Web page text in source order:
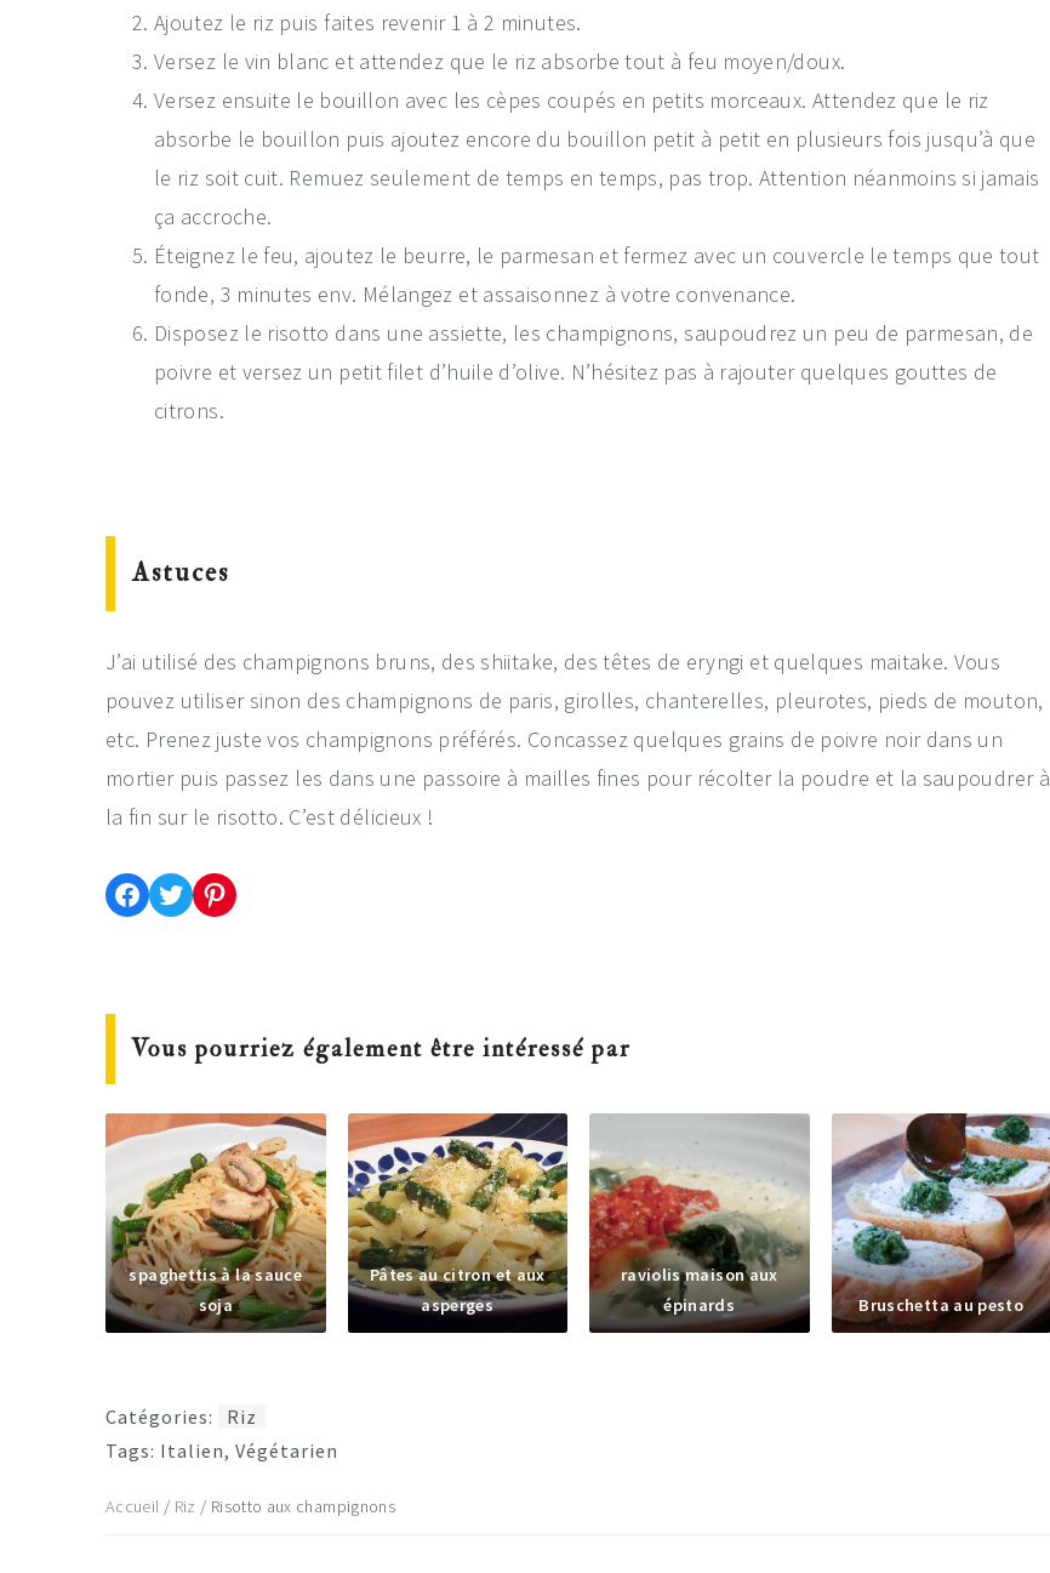
Ajoutez le riz puis faites revenir 1 à 2 minutes.
Versez le vin blanc et attendez que le riz absorbe tout à feu moyen/doux.
Versez ensuite le bouillon avec les cèpes coupés en petits morceaux. Attendez que le riz
absorbe le bouillon puis ajoutez encore du bouillon petit à petit en plusieurs fois jusqu’à que
le riz soit cuit. Remuez seulement de temps en temps, pas trop. Attention néanmoins si jamais
ça accroche.
Éteignez le feu, ajoutez le beurre, le parmesan et fermez avec un couvercle le temps que tout
fonde, 3 minutes env. Mélangez et assaisonnez à votre convenance.
Disposez le risotto dans une assiette, les champignons, saupoudrez un peu de parmesan, de
poivre et versez un petit filet d’huile d’olive. N’hésitez pas à rajouter quelques gouttes de
citrons.
Astuces
J’ai utilisé des champignons bruns, des shiitake, des têtes de eryngi et quelques maitake. Vous
pouvez utiliser sinon des champignons de paris, girolles, chanterelles, pleurotes, pieds de mouton,
etc. Prenez juste vos champignons préférés. Concassez quelques grains de poivre noir dans un
mortier puis passez les dans une passoire à mailles fines pour récolter la poudre et la saupoudrer à
la fin sur le risotto. C’est délicieux !
Partager cette recette sur Facebook
Partager cette recette sur TwitterEnregistrer cette recette sur Pinterest
Vous pourriez également être intéressé par
spaghettis à la sauce
soja
Pâtes au citron et aux
asperges
raviolis maison aux
épinards
Bruschetta au pesto
Catégories:
Riz
Tags: Italien, Végétarien
Accueil / Riz / Risotto aux champignons